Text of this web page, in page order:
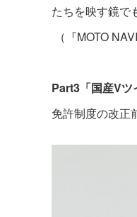
たちを映す鏡で
（『MOTO
Part3「国産Vツ
免許制度の改正